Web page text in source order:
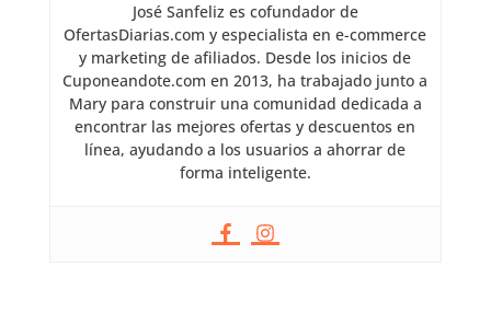
José Sanfeliz es cofundador de
OfertasDiarias.com y especialista en e-commerce
y marketing de afiliados. Desde los inicios de
Cuponeandote.com en 2013, ha trabajado junto a
Mary para construir una comunidad dedicada a
encontrar las mejores ofertas y descuentos en
línea, ayudando a los usuarios a ahorrar de
forma inteligente.